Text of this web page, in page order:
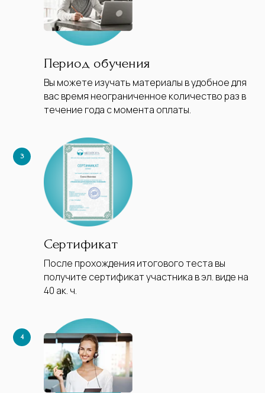
Период обучения
Вы можете изучать материалы в удобное для
вас время неограниченное количество раз в
течение года с момента оплаты.
Сертификат
После прохождения итогового теста вы
получите сертификат участника в эл. виде на
40 ак. ч.